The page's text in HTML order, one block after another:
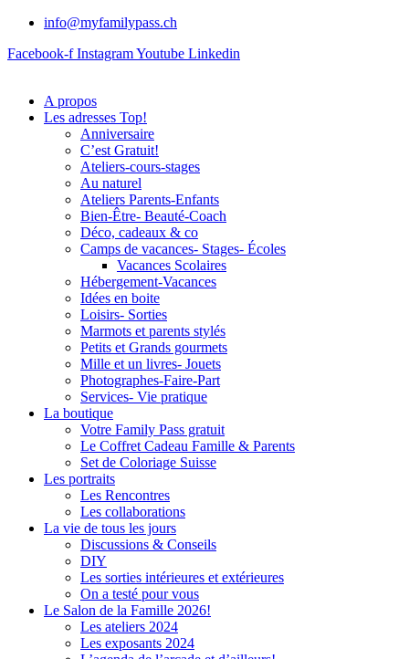
info@myfamilypass.ch
Facebook-f InstagramYoutube Linkedin
A propos
Les adresses Top!
Anniversaire
C’est Gratuit!
Ateliers-cours-stages
Au naturel
Ateliers Parents-Enfants
Bien-Être- Beauté-Coach
Déco, cadeaux & co
Camps de vacances- Stages- Écoles
Vacances Scolaires
Hébergement-Vacances
Idées en boite
Loisirs- Sorties
Marmots et parents stylés
Petits et Grands gourmets
Mille et un livres- Jouets
Photographes-Faire-Part
Services- Vie pratique
La boutique
Votre Family Pass gratuit
Le Coffret Cadeau Famille & Parents
Set de Coloriage Suisse
Les portraits
Les Rencontres
Les collaborations
La vie de tous les jours
Discussions & Conseils
DIY
Les sorties intérieures et extérieures
On a testé pour vous
Le Salon de la Famille 2026!
Les ateliers 2024
Les exposants 2024